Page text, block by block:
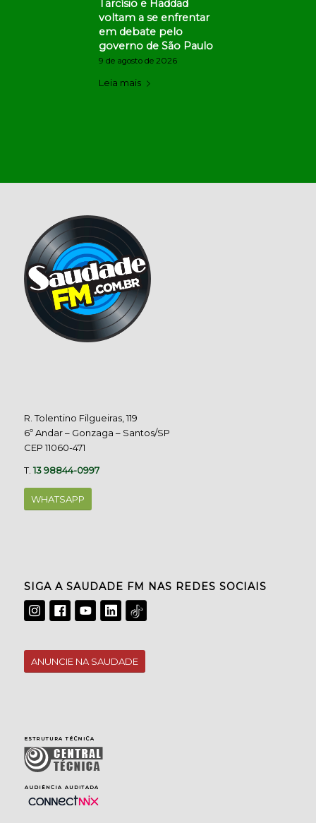
Tarcísio e Haddad
voltam a se enfrentar
em debate pelo
governo de São Paulo
9 de agosto de 2026
Leia mais
R. Tolentino Filgueiras, 119
6º Andar – Gonzaga – Santos/SP
CEP 11060-471
T.13 98844-0997
WHATSAPP
SIGA A SAUDADE FM NAS REDES SOCIAIS
ANUNCIE NA SAUDADE